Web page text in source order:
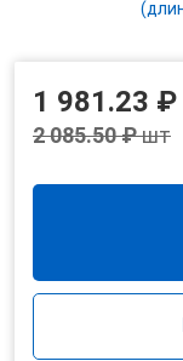
1 981.23 ₽
2 085.50 ₽шт